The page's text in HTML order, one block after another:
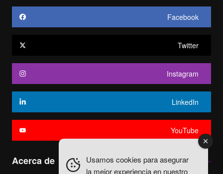
Facebook
Twitter
Instagram
LinkedIn
YouTube
Acerca de
Usamos cookies para asegurar
la mejor experiencia en nuestro